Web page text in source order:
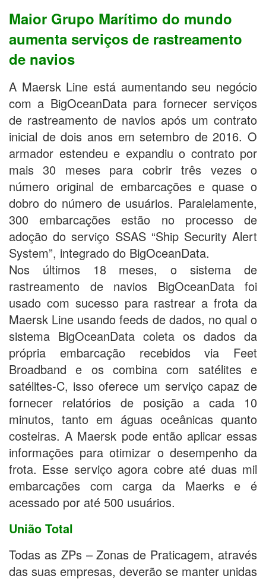
Maior Grupo Marítimo do mundo
aumenta serviços de rastreamento
de navios
A Maersk Line está aumentando seu negócio
com a BigOceanData para fornecer serviços
de rastreamento de navios após um contrato
inicial de dois anos em setembro de 2016. O
armador estendeu e expandiu o contrato por
mais 30 meses para cobrir três vezes o
número original de embarcações e quase o
dobro do número de usuários. Paralelamente,
300 embarcações estão no processo de
adoção do serviço SSAS “Ship Security Alert
System”, integrado do BigOceanData.
Nos últimos 18 meses, o sistema de
rastreamento de navios BigOceanData foi
usado com sucesso para rastrear a frota da
Maersk Line usando feeds de dados, no qual o
sistema BigOceanData coleta os dados da
própria embarcação recebidos via Feet
Broadband e os combina com satélites e
satélites-C, isso oferece um serviço capaz de
fornecer relatórios de posição a cada 10
minutos, tanto em águas oceânicas quanto
costeiras. A Maersk pode então aplicar essas
informações para otimizar o desempenho da
frota. Esse serviço agora cobre até duas mil
embarcações com carga da Maerks e é
acessado por até 500 usuários.
União Total
Todas as ZPs – Zonas de Praticagem, através
das suas empresas, deverão se manter unidas